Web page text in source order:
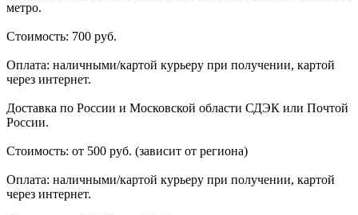
метро.
Стоимость: 700 руб.
Оплата: наличными/картой курьеру при получении, картой
через интернет.
Доставка по России и Московской области СДЭК или Почтой
России.
Стоимость: от 500 руб. (зависит от региона)
Оплата: наличными/картой курьеру при получении, картой
через интернет.